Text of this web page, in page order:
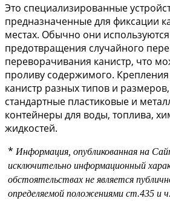
Это специализированные
предназначенные для фиксации
местах. Обычно они
предотвращения случайного
переворачивания канистр, что
проливу содержимого. Крепления
канистр разных типов и
стандартные пластиковые и
контейнеры для воды, топлива,
жидкостей.
* Информация, опубликованная на
исключительно информационный
обстоятельствах не является
определяемой положениями ст.435 и